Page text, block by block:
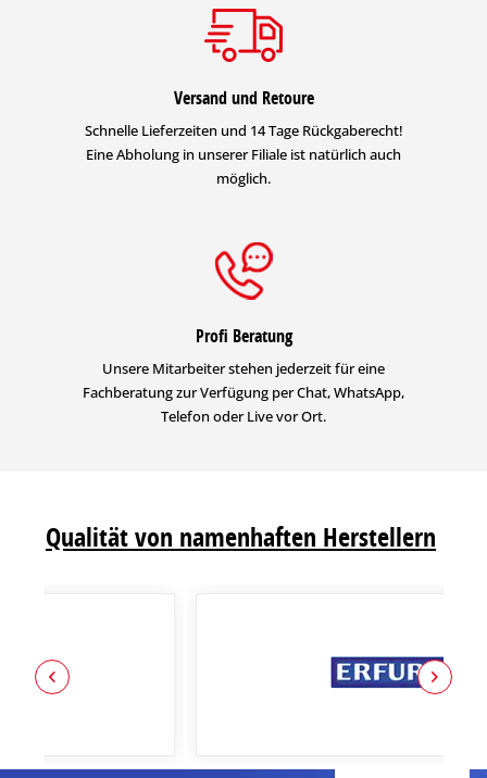
Versand und Retoure
Schnelle Lieferzeiten und 14 Tage Rückgaberecht!
Eine Abholung in unserer Filiale ist natürlich auch
möglich.
Profi Beratung
Unsere Mitarbeiter stehen jederzeit für eine
Fachberatung zur Verfügung per Chat, WhatsApp,
Telefon oder Live vor Ort.
Qualität von namenhaften Herstellern